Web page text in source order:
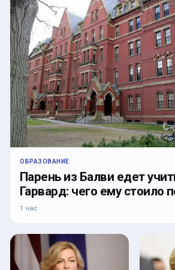
ОБРАЗОВАНИЕ
Парень из Балви едет
Гарвард: чего ему стоило
1 час